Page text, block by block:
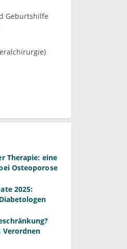
Geburtshilfe
Therapie: eine
Osteoporose
2025:
Verordnen